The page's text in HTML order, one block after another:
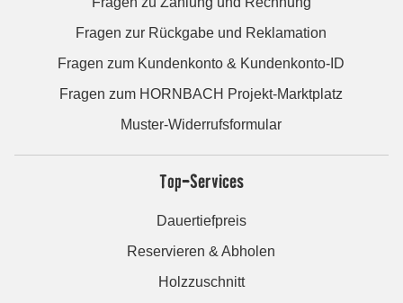
Fragen zur Rückgabe und Reklamation
Fragen zum Kundenkonto & Kundenkonto-ID
Fragen zum HORNBACH Projekt-Marktplatz
Muster-Widerrufsformular
Top-Services
Dauertiefpreis
Reservieren & Abholen
Holzzuschnitt